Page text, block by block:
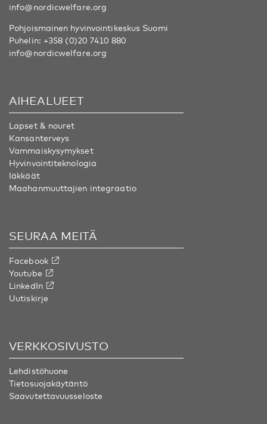
info@nordicwelfare.org
Pohjoismainen hyvinvointikeskus Suomi
Puhelin: +358 (0)20 7410 880
info@nordicwelfare.org
AIHEALUEET
Lapset & nouret
Kansanterveys
Vammaiskysymykset
Hyvinvointiteknologia
Iäkkäät
Maahanmuuttajien integraatio
SEURAA MEITÄ
Facebook
Youtube
LinkedIn
Uutiskirje
VERKKOSIVUSTO
Lehdistöhuone
Tietosuojakäytäntö
Saavutettavuusseloste